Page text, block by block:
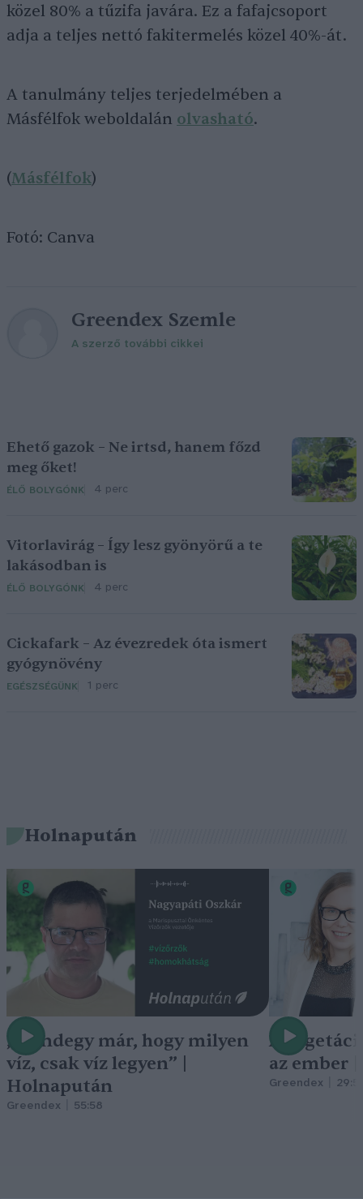
közel 80% a tűzifa javára. Ez a fafajcsoport
adja a teljes nettó fakitermelés közel 40%-át.
A tanulmány teljes terjedelmében a
Másfélfok weboldalán olvasható.
(Másfélfok)
Fotó: Canva
Greendex Szemle
A szerző további cikkei
Ehető gazok – Ne irtsd, hanem főzd
meg őket!
ÉLŐ BOLYGÓNK 4 perc
Vitorlavirág – Így lesz gyönyörű a te
lakásodban is
ÉLŐ BOLYGÓNK 4 perc
Cickafark – Az évezredek óta ismert
gyógynövény
EGÉSZSÉGÜNK 1 perc
Holnapután
„Mindegy már, hogy milyen
víz, csak víz legyen” |
Holnapután
Greendex 55:58
A
az ember
Greendex